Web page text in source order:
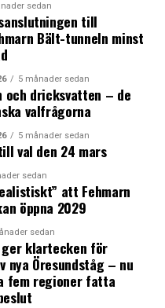
sedan
till
Bält-tunneln minst
5 månader sedan
och dricksvatten – de
valfrågorna
5 månader sedan
val den 24 mars
sedan
att Fehmarn
öppna 2029
sedan
ger klartecken för
nya Öresundståg – nu
fem regioner fatta